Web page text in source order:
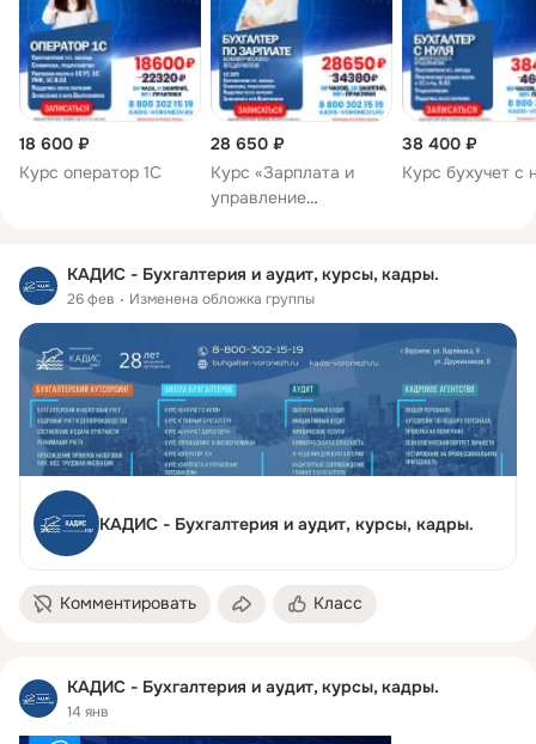
18 600 ₽
Курс оператор 1С
28 650 ₽
Курс «Зарплата и
управление
38 400 ₽
Курс бухучет с
КАДИС - Бухгалтерия и аудит, курсы, кадры.
26 фев Изменена обложка группы
КАДИС - Бухгалтерия и аудит, курсы, кадры.
Комментировать Класс
КАДИС - Бухгалтерия и аудит, курсы, кадры.
14 янв